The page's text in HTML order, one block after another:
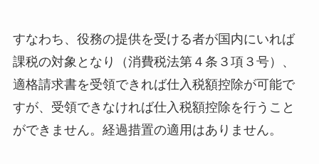
すなわち、役務の提供を受ける者が国内にいれば
課税の対象となり（消費税法第４条３項３号）、
適格請求書を受領できれば仕入税額控除が可能で
すが、受領できなければ仕入税額控除を行うこと
ができません。経過措置の適用はありません。